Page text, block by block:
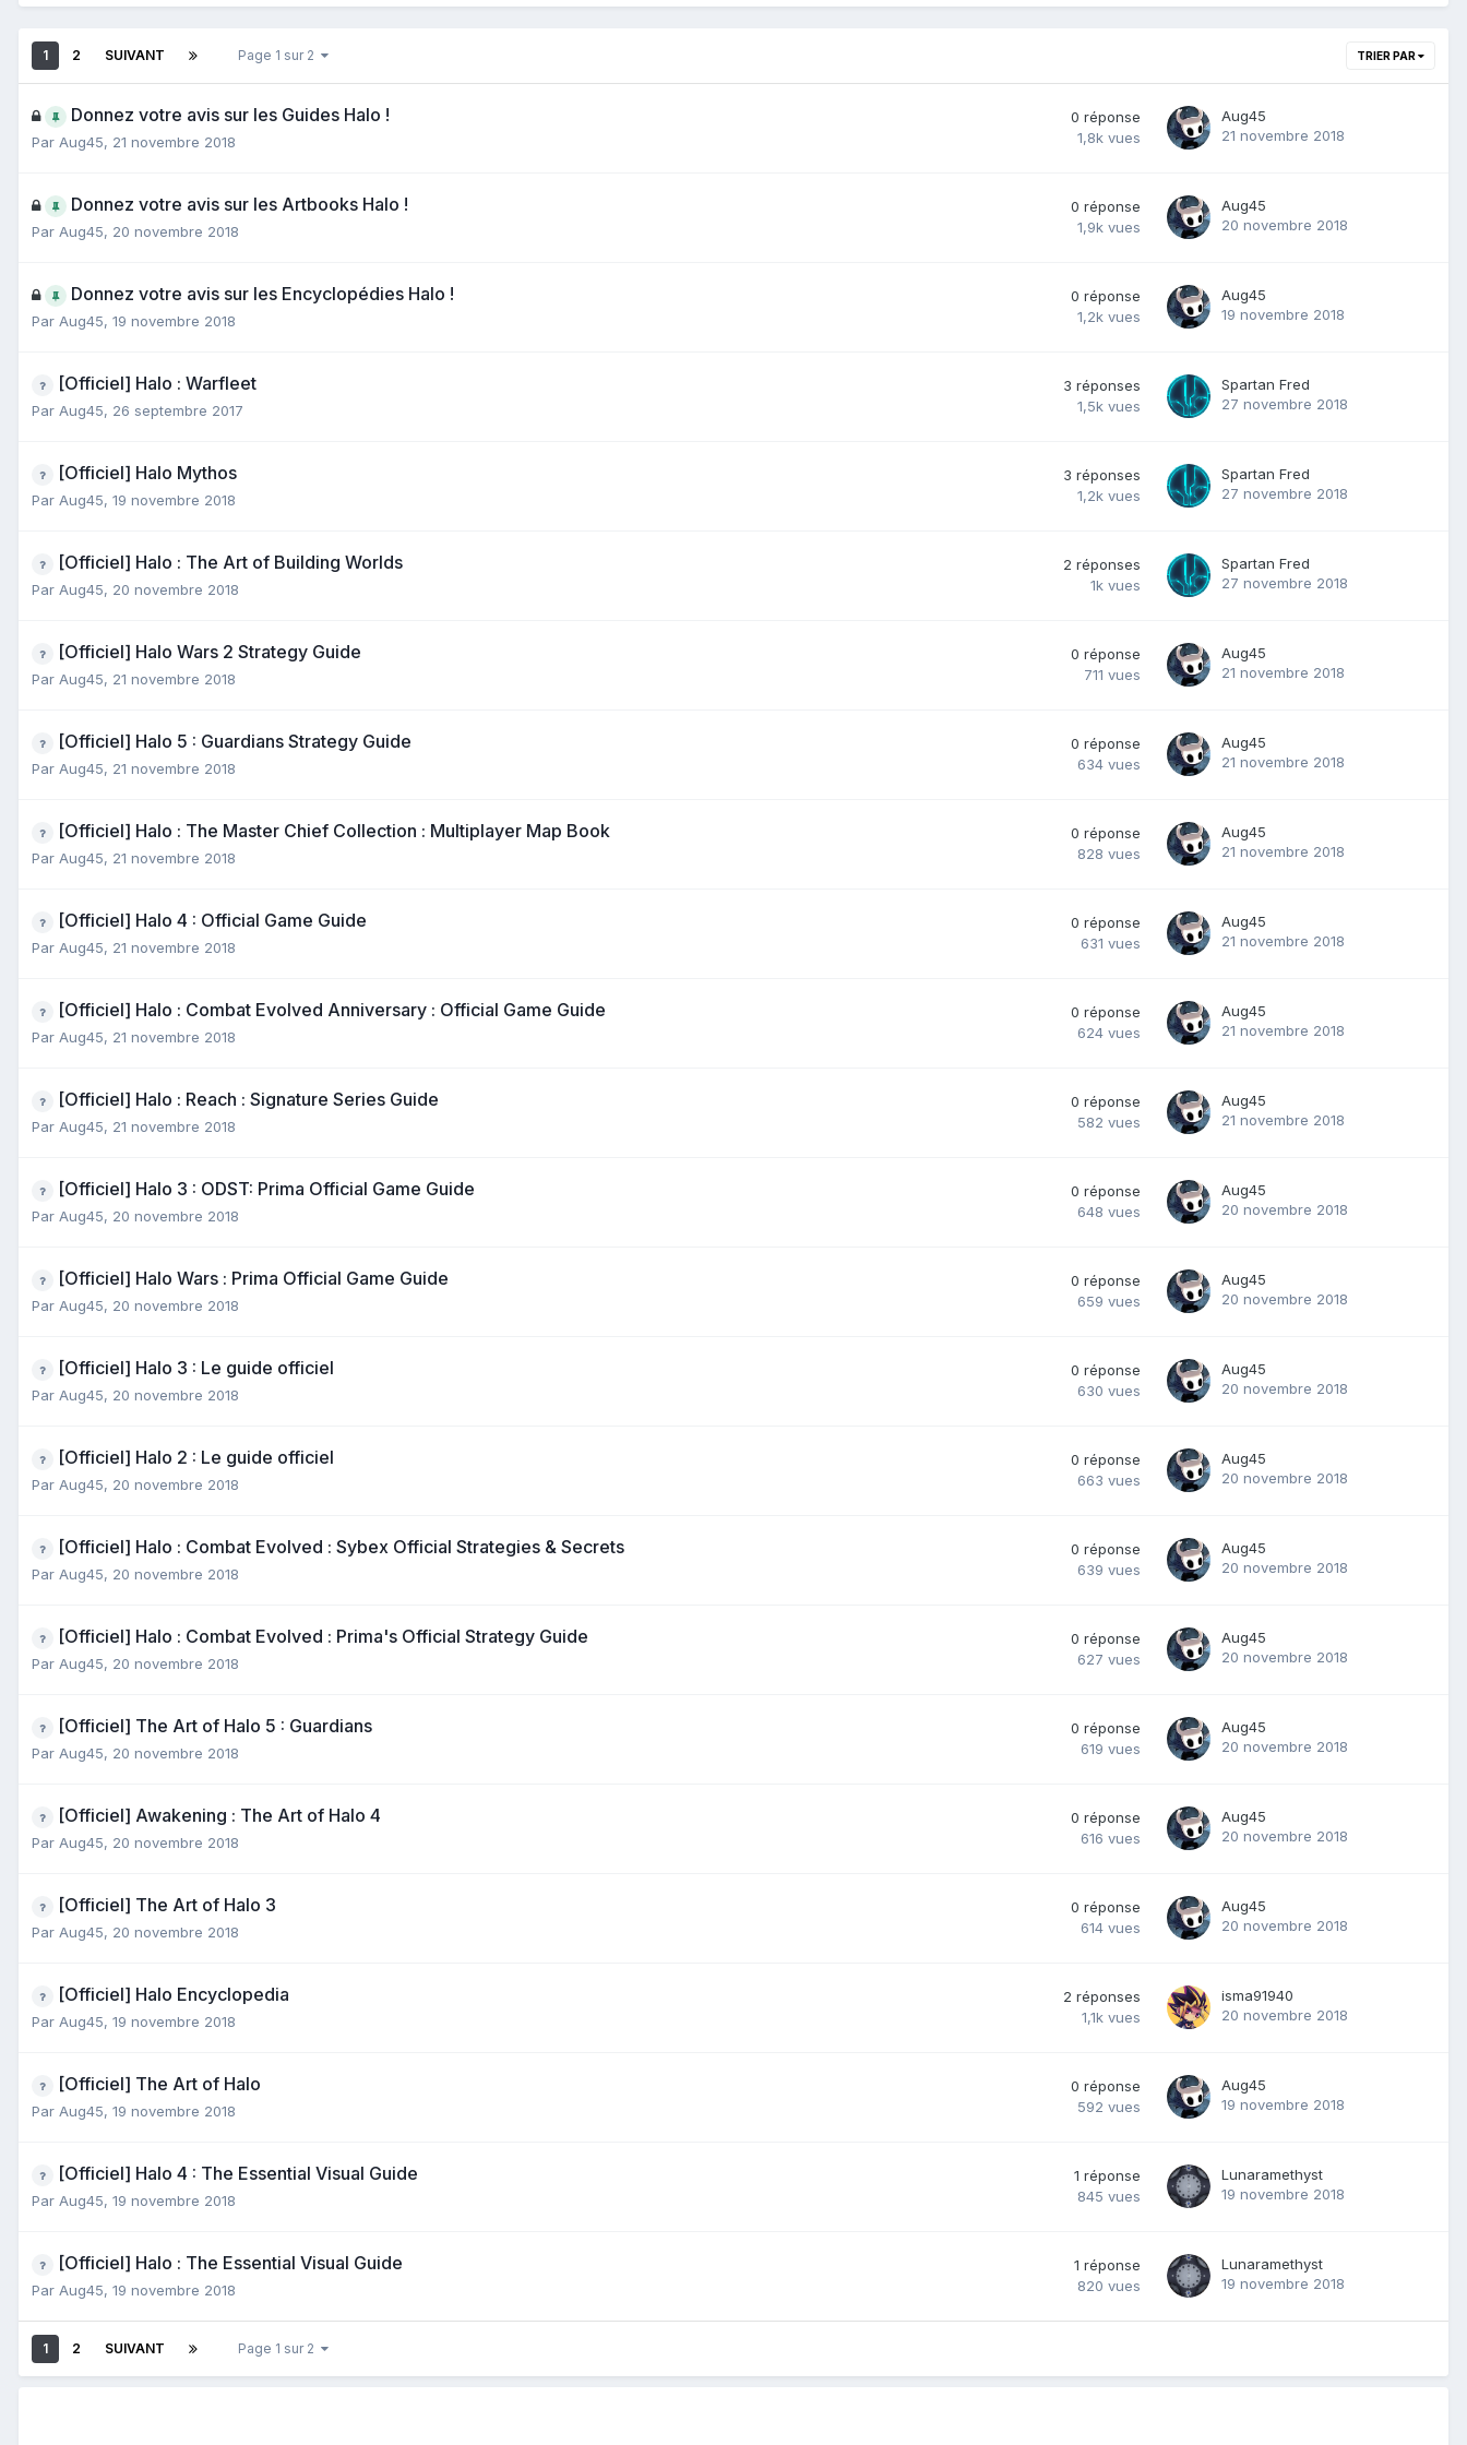
TRIER PAR
1 2 SUIVANT Page 1 sur 2
Donnez votre avis sur les Guides Halo !
Par Aug45, 21 novembre 2018
0 réponse
1,8k vues
Aug45
21 novembre 2018
Donnez votre avis sur les Artbooks Halo !
Par Aug45, 20 novembre 2018
0 réponse
1,9k vues
Aug45
20 novembre 2018
Donnez votre avis sur les Encyclopédies Halo !
Par Aug45, 19 novembre 2018
0 réponse
1,2k vues
Aug45
19 novembre 2018
[Officiel] Halo : Warfleet
Par Aug45, 26 septembre 2017
3 réponses
1,5k vues
Spartan Fred
27 novembre 2018
[Officiel] Halo Mythos
Par Aug45, 19 novembre 2018
3 réponses
1,2k vues
Spartan Fred
27 novembre 2018
[Officiel] Halo : The Art of Building Worlds
Par Aug45, 20 novembre 2018
2 réponses
1k vues
Spartan Fred
27 novembre 2018
[Officiel] Halo Wars 2 Strategy Guide
Par Aug45, 21 novembre 2018
0 réponse
711 vues
Aug45
21 novembre 2018
[Officiel] Halo 5 : Guardians Strategy Guide
Par Aug45, 21 novembre 2018
0 réponse
634 vues
Aug45
21 novembre 2018
[Officiel] Halo : The Master Chief Collection : Multiplayer Map Book
Par Aug45, 21 novembre 2018
0 réponse
828 vues
Aug45
21 novembre 2018
[Officiel] Halo 4 : Official Game Guide
Par Aug45, 21 novembre 2018
0 réponse
631 vues
Aug45
21 novembre 2018
[Officiel] Halo : Combat Evolved Anniversary : Official Game Guide
Par Aug45, 21 novembre 2018
0 réponse
624 vues
Aug45
21 novembre 2018
[Officiel] Halo : Reach : Signature Series Guide
Par Aug45, 21 novembre 2018
0 réponse
582 vues
Aug45
21 novembre 2018
[Officiel] Halo 3 : ODST: Prima Official Game Guide
Par Aug45, 20 novembre 2018
0 réponse
648 vues
Aug45
20 novembre 2018
[Officiel] Halo Wars : Prima Official Game Guide
Par Aug45, 20 novembre 2018
0 réponse
659 vues
Aug45
20 novembre 2018
[Officiel] Halo 3 : Le guide officiel
Par Aug45, 20 novembre 2018
0 réponse
630 vues
Aug45
20 novembre 2018
[Officiel] Halo 2 : Le guide officiel
Par Aug45, 20 novembre 2018
0 réponse
663 vues
Aug45
20 novembre 2018
[Officiel] Halo : Combat Evolved : Sybex Official Strategies & Secrets
Par Aug45, 20 novembre 2018
0 réponse
639 vues
Aug45
20 novembre 2018
[Officiel] Halo : Combat Evolved : Prima's Official Strategy Guide
Par Aug45, 20 novembre 2018
0 réponse
627 vues
Aug45
20 novembre 2018
[Officiel] The Art of Halo 5 : Guardians
Par Aug45, 20 novembre 2018
0 réponse
619 vues
Aug45
20 novembre 2018
[Officiel] Awakening : The Art of Halo 4
Par Aug45, 20 novembre 2018
0 réponse
616 vues
Aug45
20 novembre 2018
[Officiel] The Art of Halo 3
Par Aug45, 20 novembre 2018
0 réponse
614 vues
Aug45
20 novembre 2018
[Officiel] Halo Encyclopedia
Par Aug45, 19 novembre 2018
2 réponses
1,1k vues
isma91940
20 novembre 2018
[Officiel] The Art of Halo
Par Aug45, 19 novembre 2018
0 réponse
592 vues
Aug45
19 novembre 2018
[Officiel] Halo 4 : The Essential Visual Guide
Par Aug45, 19 novembre 2018
1 réponse
845 vues
Lunaramethyst
19 novembre 2018
[Officiel] Halo : The Essential Visual Guide
Par Aug45, 19 novembre 2018
1 réponse
820 vues
Lunaramethyst
19 novembre 2018
1 2 SUIVANT Page 1 sur 2